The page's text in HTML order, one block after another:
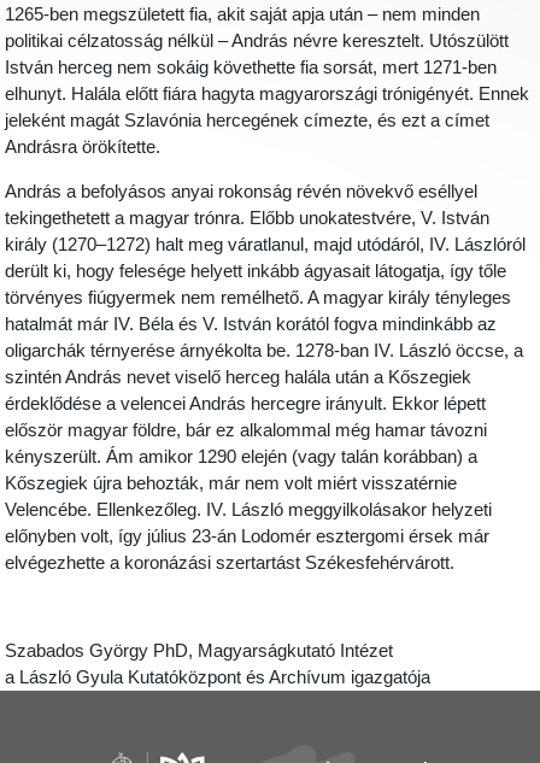
1265-ben megszületett fia, akit saját apja után – nem minden
politikai célzatosság nélkül – András névre keresztelt. Utószülött
István herceg nem sokáig követhette fia sorsát, mert 1271-ben
elhunyt. Halála előtt fiára hagyta magyarországi trónigényét. Ennek
jeleként magát Szlavónia hercegének címezte, és ezt a címet
Andrásra örökítette.
András a befolyásos anyai rokonság révén növekvő eséllyel
tekingethetett a magyar trónra. Előbb unokatestvére, V. István
király (1270–1272) halt meg váratlanul, majd utódáról, IV. Lászlóról
derült ki, hogy felesége helyett inkább ágyasait látogatja, így tőle
törvényes fiúgyermek nem remélhető. A magyar király tényleges
hatalmát már IV. Béla és V. István korától fogva mindinkább az
oligarchák térnyerése árnyékolta be. 1278-ban IV. László öccse, a
szintén András nevet viselő herceg halála után a Kőszegiek
érdeklődése a velencei András hercegre irányult. Ekkor lépett
először magyar földre, bár ez alkalommal még hamar távozni
kényszerült. Ám amikor 1290 elején (vagy talán korábban) a
Kőszegiek újra behozták, már nem volt miért visszatérnie
Velencébe. Ellenkezőleg. IV. László meggyilkolásakor helyzeti
előnyben volt, így július 23-án Lodomér esztergomi érsek már
elvégezhette a koronázási szertartást Székesfehérvárott.
Szabados György PhD, Magyarságkutató Intézet
a László Gyula Kutatóközpont és Archívum igazgatója